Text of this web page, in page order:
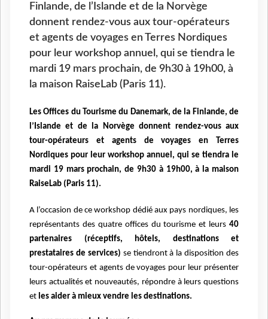
Finlande, de l’Islande et de la Norvège
donnent rendez-vous aux tour-opérateurs
et agents de voyages en Terres Nordiques
pour leur workshop annuel, qui se tiendra le
mardi 19 mars prochain, de 9h30 à 19h00, à
la maison RaiseLab (Paris 11).
Les Offices du Tourisme du Danemark, de la Finlande, de
l’Islande et de la Norvège donnent rendez-vous aux
tour-opérateurs et agents de voyages en Terres
Nordiques pour leur workshop annuel, qui se tiendra le
mardi 19 mars prochain, de 9h30 à 19h00, à la maison
RaiseLab (Paris 11).
A l’occasion de ce workshop dédié aux pays nordiques, les
représentants des quatre offices du tourisme et leurs 40
partenaires (réceptifs, hôtels, destinations et
prestataires de services) se tiendront à la disposition des
tour-opérateurs et agents de voyages pour leur présenter
leurs actualités et nouveautés, répondre à leurs questions
et les aider à mieux vendre les destinations.